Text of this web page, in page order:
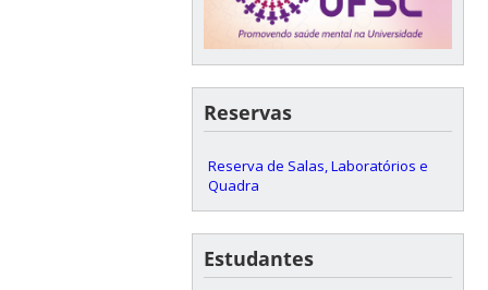
Reservas
Reserva de Salas, Laboratórios e
Quadra
Estudantes